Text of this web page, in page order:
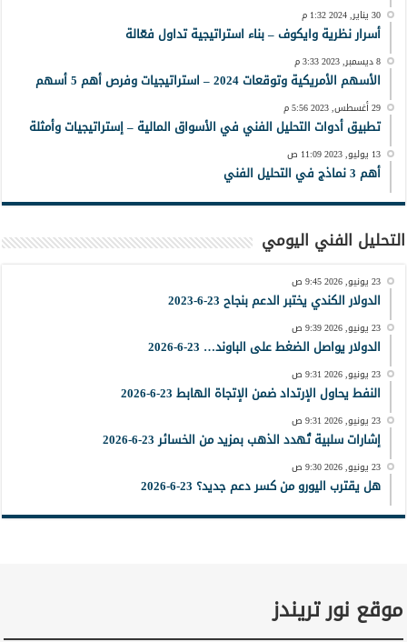
30 يناير, 2024 1:32 م
أسرار نظرية وايكوف – بناء استراتيجية تداول فعّالة
8 ديسمبر, 2023 3:33 م
الأسهم الأمريكية وتوقعات 2024 – استراتيجيات وفرص أهم 5 أسهم
29 أغسطس, 2023 5:56 م
تطبيق أدوات التحليل الفني في الأسواق المالية – إستراتيجيات وأمثلة
13 يوليو, 2023 11:09 ص
أهم 3 نماذج في التحليل الفني
التحليل الفني اليومي
23 يونيو, 2026 9:45 ص
الدولار الكندي يختبر الدعم بنجاح 23-6-2023
23 يونيو, 2026 9:39 ص
الدولار يواصل الضغط على الباوند… 23-6-2026
23 يونيو, 2026 9:31 ص
النفط يحاول الإرتداد ضمن الإتجاة الهابط 23-6-2026
23 يونيو, 2026 9:31 ص
إشارات سلبية تُهدد الذهب بمزيد من الخسائر 23-6-2026
23 يونيو, 2026 9:30 ص
هل يقترب اليورو من كسر دعم جديد؟ 23-6-2026
موقع نور تريندز